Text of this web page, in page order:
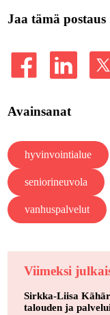
Jaa tämä postaus
Avainsanat
hyvinvointialue
seniorineuvola
vanhuspalvelut
Viimeksi
Sirkka-Liisa
talouden ja